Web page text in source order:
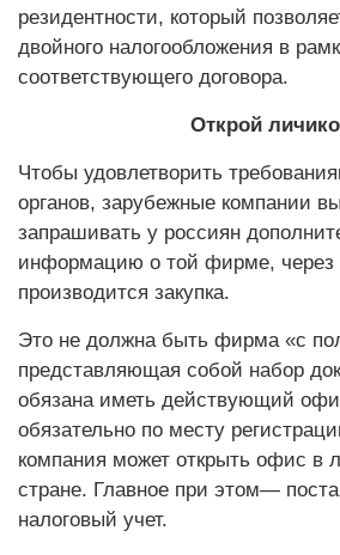
резидентности, который
двойного налогообложения в
соответствующего договора.
Открой
Чтобы удовлетворить
органов, зарубежные компании
запрашивать у россиян
информацию о той фирме, через
производится закупка.
Это не должна быть фирма «с
представляющая собой набор
обязана иметь действующий
обязательно по месту
компания может открыть офис в
стране. Главное при этом—
налоговый учет.